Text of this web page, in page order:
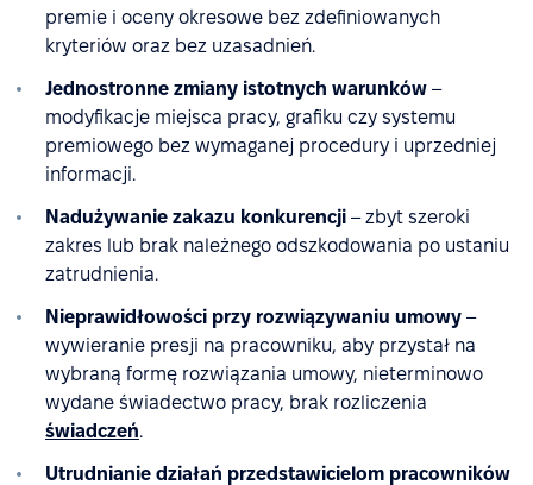
premie i oceny okresowe bez zdefiniowanych
kryteriów oraz bez uzasadnień.
Jednostronne zmiany istotnych warunków –
modyfikacje miejsca pracy, grafiku czy systemu
premiowego bez wymaganej procedury i uprzedniej
informacji.
Nadużywanie zakazu konkurencji – zbyt szeroki
zakres lub brak należnego odszkodowania po ustaniu
zatrudnienia.
Nieprawidłowości przy rozwiązywaniu umowy –
wywieranie presji na pracowniku, aby przystał na
wybraną formę rozwiązania umowy, nieterminowo
wydane świadectwo pracy, brak rozliczenia
świadczeń.
Utrudnianie działań przedstawicielom pracowników